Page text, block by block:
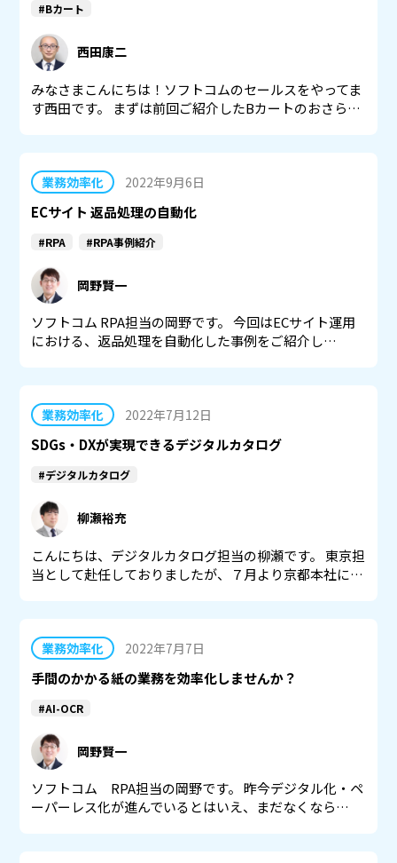
#Bカート
西田康二
みなさまこんにちは！ソフトコムのセールスをやってま
す西田です。 まずは前回ご紹介したBカートのおさら…
業務効率化 2022年9月6日
ECサイト 返品処理の自動化
#RPA #RPA事例紹介
岡野賢一
ソフトコム RPA担当の岡野です。 今回はECサイト運用
における、返品処理を自動化した事例をご紹介し…
業務効率化 2022年7月12日
SDGs・DXが実現できるデジタルカタログ
#デジタルカタログ
柳瀬裕充
こんにちは、デジタルカタログ担当の柳瀬です。 東京担
当として赴任しておりましたが、７月より京都本社に…
業務効率化 2022年7月7日
手間のかかる紙の業務を効率化しませんか？
#AI-OCR
岡野賢一
ソフトコム RPA担当の岡野です。 昨今デジタル化・ペ
ーパーレス化が進んでいるとはいえ、まだなくなら…